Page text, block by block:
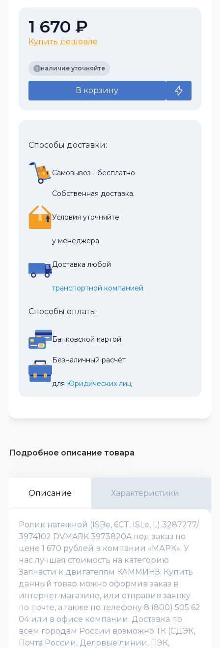
1 670 ₽
Купить дешевле
наличие уточняйте
В корзину
Способы доставки:
Самовывоз - бесплатно
Собственная доставка.
Условия уточняйте
у менеджера.
Доставка любой
транспортной компанией
Способы оплаты:
Банковской картой
Безналичный расчёт
для Юридических лиц
Подробное описание товара
Описание Характеристики
Ролик натяжной (ISBe, 6CT, ISLe, L) 3287277/
3974102 DVMARK 3973820A под заказ по
цене 1 670 рублей в компании «МАРК». У
нас лучшая стоимость на категорию
Запчасти к двигателям КАММИНЗ. Купить
данный товар можно оформив заказ в
интернет-магазине, или отправив заявку
по почте, а также по телефону 8 (800) 505 62
04 или в офисе компании. Доставка по
всем городам России возможно ТК (СДЭК,
Почта России, Деловые линии, ПЭК,